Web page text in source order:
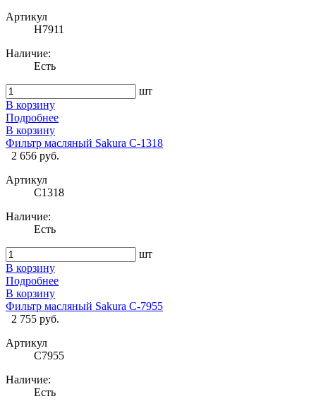
Артикул
H7911
Наличие:
Есть
шт
В корзину
Подробнее
В корзину
Фильтр масляный Sakura C-1318
2 656 руб.
Артикул
C1318
Наличие:
Есть
шт
В корзину
Подробнее
В корзину
Фильтр масляный Sakura C-7955
2 755 руб.
Артикул
C7955
Наличие:
Есть